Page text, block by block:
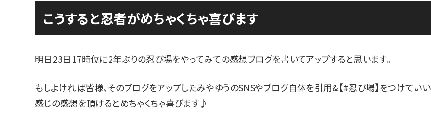
こうすると忍者がめちゃくちゃ喜びます
明日23日17時位に2年ぶりの忍び場をやってみての感想ブログを書いてアップすると思います。
もしよければ皆様、そのブログをアップしたみやゆうのSNSやブログ自体を引用&【#忍び場】をつけていい
感じの感想を頂けるとめちゃくちゃ喜びます♪